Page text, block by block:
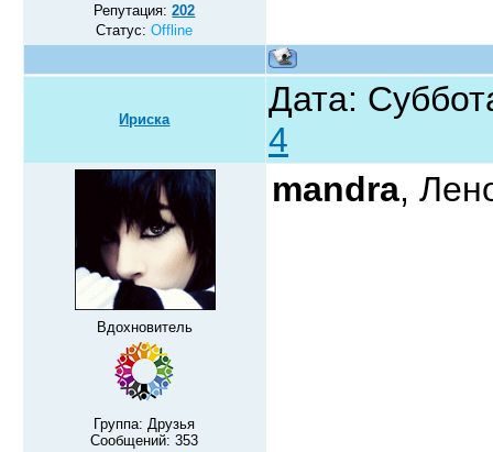
Репутация:202
Статус:Offline
Ириска
Дата:
4
Вдохновитель
Группа: Друзья
Сообщений:353
mandra,